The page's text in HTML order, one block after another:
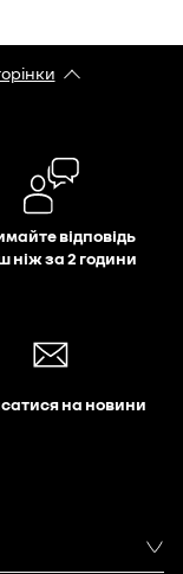
відповідь
ніж за 2 години
на новини